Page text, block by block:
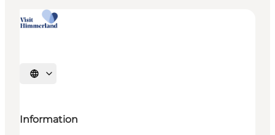
Vælg sprog
Information